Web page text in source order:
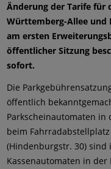
Änderung der Tarife für
Württemberg-Allee und
am ersten
öffentlicher Sitzung
sofort.
Die
öffentlich
Parkscheinautomaten in
beim
(Hindenburgstr. 30) sind
Kassenautomaten in